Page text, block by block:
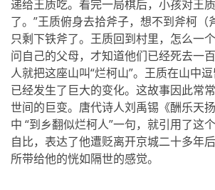
递给王质吃。看完一局棋后，小孩对王
了。”王质俯身去拾斧子，想不到斧柯（
只剩下铁斧了。王质回到村里，怎么一
问自己的父母，才知道他们已经死去一
人就把这座山叫“烂柯山”。王质在山中
已经发生了巨大的变化。这故事因此常
世间的巨变。唐代诗人刘禹锡《酬乐天
中 “到乡翻似烂柯人”一句，就引用了这
自比，表达了他遭贬离开京城二十多年
所带给他的恍如隔世的感觉。